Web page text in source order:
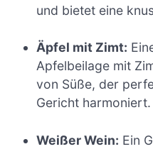
und bietet eine
Äpfel mit Zimt:
Apfelbeilage mit
von Süße, der
Gericht harmoniert.
Weißer Wein: Ein